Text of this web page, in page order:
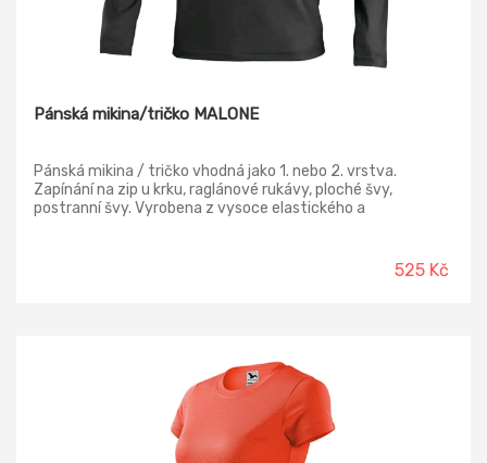
Pánská mikina/tričko MALONE
Pánská mikina / tričko vhodná jako 1. nebo 2. vrstva.
Zapínání na zip u krku, raglánové rukávy, ploché švy,
postranní švy. Vyrobena z vysoce elastického a
525 Kč